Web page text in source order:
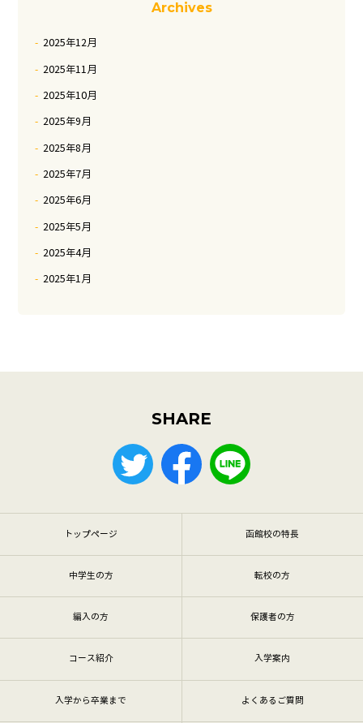
Archives
2025年12月
2025年11月
2025年10月
2025年9月
2025年8月
2025年7月
2025年6月
2025年5月
2025年4月
2025年1月
SHARE
トップページ 函館校の特長
中学生の方 転校の方
編入の方 保護者の方
コース紹介 入学案内
入学から卒業まで よくあるご質問